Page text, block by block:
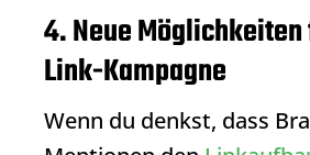
4. Neue
Link-Kampagne
Wenn du denkst, dass